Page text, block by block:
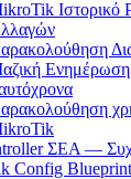
Ιστορικό
ΣΕΑ —
Config